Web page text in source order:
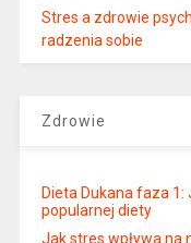
Stres a zdrowie
radzenia sobie
Zdrowie
Dieta Dukana faza
popularnej diety
Jak stres wpływa na